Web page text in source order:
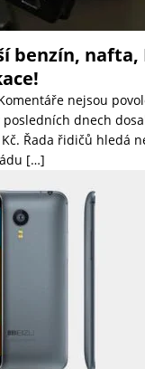
benzín, nafta,
nejsou
dnech
Řada řidičů hledá
[…]